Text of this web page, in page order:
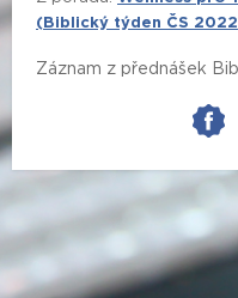
(Biblický týden ČS
Záznam z přednášek